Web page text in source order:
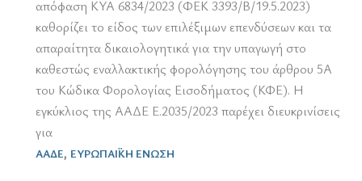
απόφαση ΚΥΑ 6834/2023 (ΦΕΚ 3393/Β/19.5.2023)
καθορίζει το είδος των επιλέξιμων επενδύσεων και τα
απαραίτητα δικαιολογητικά για την υπαγωγή στο
καθεστώς εναλλακτικής φορολόγησης του άρθρου 5Α
του Κώδικα Φορολογίας Εισοδήματος (ΚΦΕ). Η
εγκύκλιος της ΑΑΔΕ Ε.2035/2023 παρέχει διευκρινίσεις
για
ΑΑΔΕ, ΕΥΡΩΠΑΪΚΗ ΕΝΩΣΗ